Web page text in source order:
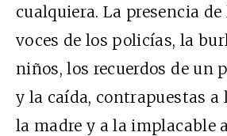
cualquiera. La presencia de
voces de los policías, la
niños, los recuerdos de un
y la caída, contrapuestas a
la madre y a la implacable